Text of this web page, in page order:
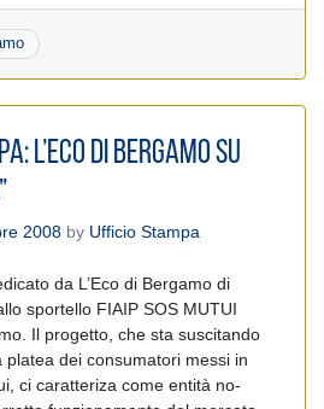
L’ECO DI BERGAMO SU
2008 by Ufficio Stampa
da L’Eco di Bergamo di
sportello FIAIP SOS MUTUI
Il progetto, che sta suscitando
dei consumatori messi in
ci caratteriza come entità no-